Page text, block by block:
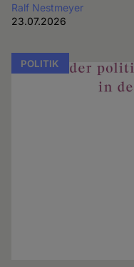
Ralf Nestmeyer
23.07.2026
POLITIK